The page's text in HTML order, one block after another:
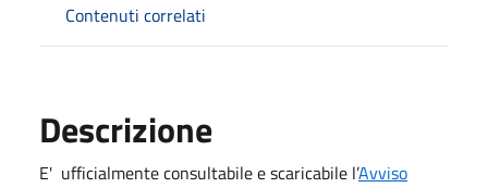
Contenuti correlati
Descrizione
E' ufficialmente consultabile e scaricabile l’Avviso